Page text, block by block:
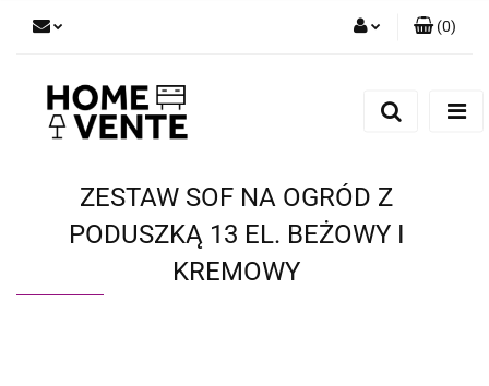
Zgody cookies
(0)
ZESTAW SOF NA OGRÓD Z
PODUSZKĄ 13 EL. BEŻOWY I
KREMOWY